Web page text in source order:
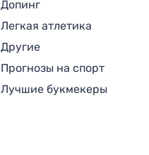
Допинг
Легкая атлетика
Другие
Прогнозы на спорт
Лучшие букмекеры